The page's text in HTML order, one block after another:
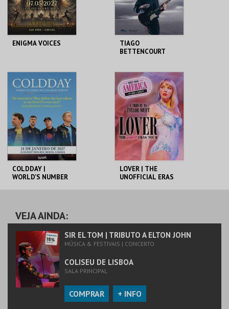
COMPRAR COMPRAR
ENIGMA VOICES
COLISEU DE LISBOA
MAIS INFO
COMPRAR
TIAGO
BETTENCOURT
COLISEU DE LISBOA
MAIS INFO
COMPRAR
COLDDAY |
WORLD'S NUMBER
MAIS INFO
CANCELADO
LOVER | THE
UNOFFICIAL ERAS
MAIS INFO
VEJA AINDA:
SIR EL TOM | TRIBUTO A ELTON JOHN
MÚSICA & FESTIVAIS | CONCERTO
COLISEU DE LISBOA
SALA PRINCIPAL
COMPRAR + INFO